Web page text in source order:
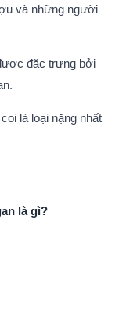
và những người
đặc trưng bởi
là loại nặng nhất
là gì?